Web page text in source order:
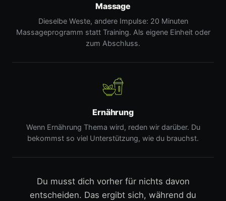
Massage
Dieselbe Weste, andere Impulse: 20 Minuten
Massageprogramm statt Training. Als eigene Einheit oder
zum Abschluss.
Ernährung
Wenn Ernährung Thema wird, reden wir darüber. Du
bekommst so viel Unterstützung, wie du brauchst.
Du musst dich vorher für nichts davon
entscheiden. Das ergibt sich, während du